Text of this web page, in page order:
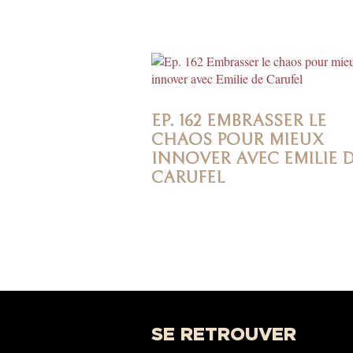
EP. 162 EMBRASSER LE
CHAOS POUR MIEUX
INNOVER AVEC EMILIE
CARUFEL
SE RETROUVER